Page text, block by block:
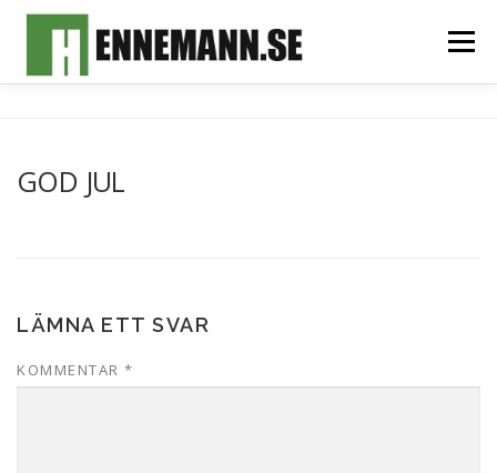
Hoppa
Meny
GOD JUL
LÄMNA ETT SVAR
KOMMENTAR *